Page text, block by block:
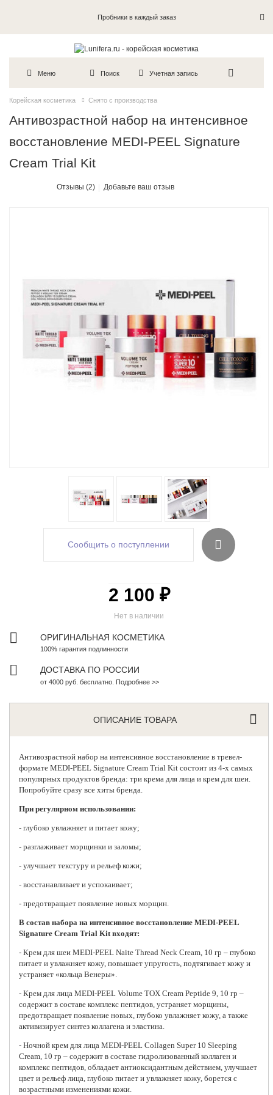
Пробники в каждый заказ
Меню Поиск Учетная запись
Корейская косметика Снято с производства
Антивозрастной набор на интенсивное
восстановление MEDI-PEEL Signature
Cream Trial Kit
Отзывы (2) Добавьте ваш отзыв
Сообщить о поступлении
Нет в наличии
2 100 ₽
ОРИГИНАЛЬНАЯ КОСМЕТИКА
100% гарантия подлинности
ДОСТАВКА ПО РОССИИ
от 4000 руб. бесплатно. Подробнее >>
ОПИСАНИЕ ТОВАРА
Антивозрастной набор на интенсивное восстановление в тревел-
форматеMEDI-PEEL Signature Cream Trial Kit состоит из 4-х самых
популярных продуктов бренда: три крема для лица и крем для шеи.
Попробуйте сразу все хиты бренда.
При регулярном использовании:
- глубоко увлажняет и питает кожу;
- разглаживает морщинки и заломы;
- улучшает текстуру и рельеф кожи;
- восстанавливает и успокаивает;
- предотвращает появление новых морщин.
В состав набора на интенсивное восстановление MEDI-PEEL
Signature Cream Trial Kit входят:
-Крем для шеи MEDI-PEEL Naite Thread Neck Cream , 10 гр – глубоко
питает и увлажняет кожу, повышает упругость, подтягивает кожу и
устраняет «кольца Венеры».
-Крем для лица MEDI-PEEL Volume TOX Cream Peptide 9 , 10 гр –
содержит в составе комплекс пептидов, устраняет морщины,
предотвращает появление новых, глубоко увлажняет кожу, а также
активизирует синтез коллагена и эластина.
-Ночной крем для лица MEDI-PEEL Collagen Super 10 Sleeping
Cream , 10 гр – содержит в составе гидролизованный коллаген и
комплекс пептидов, обладает антиоксидантным действием, улучшает
цвет и рельеф лица, глубоко питает и увлажняет кожу, борется с
возрастными изменениями кожи.